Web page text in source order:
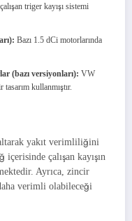
triger kayışı sistemi
Bazı 1.5 dCi motorlarında
(bazı versiyonları): VW
kullanmıştır.
yakıt verimliliğini
çalışan kayışın
Ayrıca, zincir
verimli olabileceği